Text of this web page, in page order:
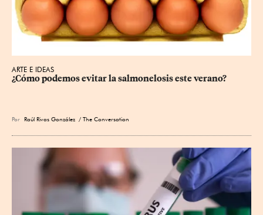
ARTE E IDEAS
¿Cómo podemos evitar la salmonelosis este verano?
Por Raúl Rivas González / The Conversation